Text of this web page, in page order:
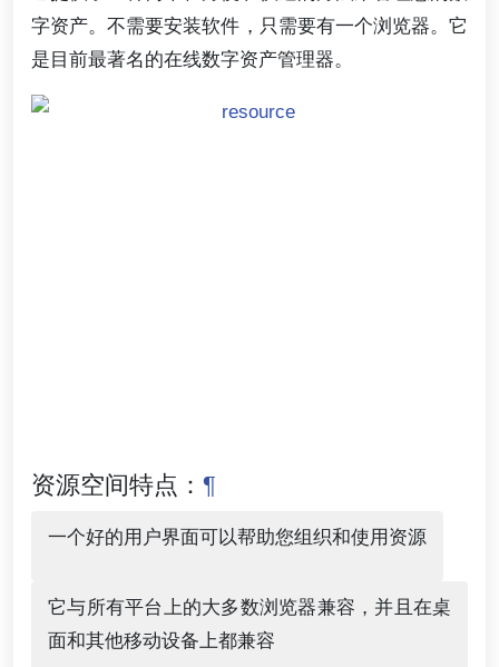
字资产。不需要安装软件，只需要有一个浏览器。它
是目前最著名的在线数字资产管理器。
资源空间特点： ¶
一个好的用户界面可以帮助您组织和使用资源
它与所有平台上的大多数浏览器兼容，并且在桌
面和其他移动设备上都兼容